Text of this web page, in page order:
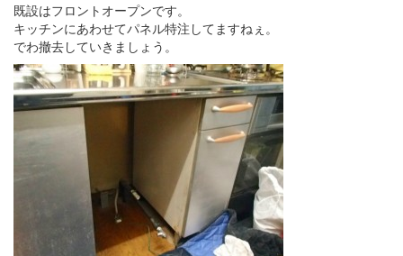
既設はフロントオープンです。
キッチンにあわせてパネル特注してますねぇ。
でわ撤去していきましょう。